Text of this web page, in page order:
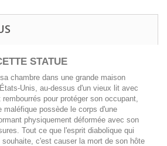
STATUE
chambre dans une grande maison
Unis, au-dessus d'un vieux lit avec
pour protéger son occupant,
maléfique possède le corps d'une
physiquement déformée avec son
Tout ce que l'esprit diabolique qui
c'est causer la mort de son hôte